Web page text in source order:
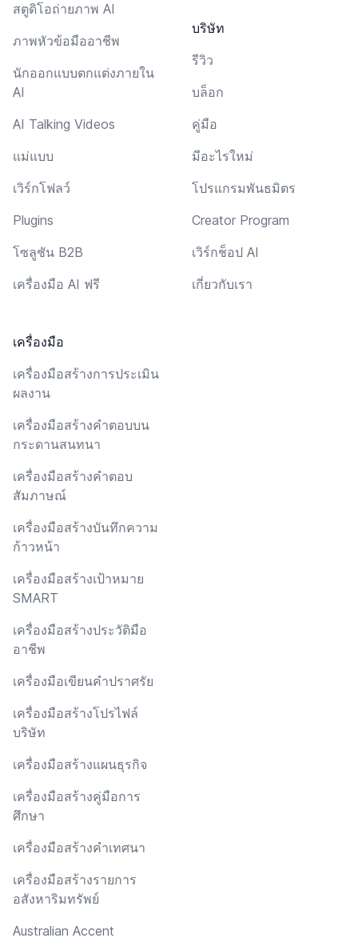
สตูดิโอถ่ายภาพ AI
ภาพหัวข้อมืออาชีพ
นักออกแบบตกแต่งภายใน
AI
AI Talking Videos
แม่แบบ
เวิร์กโฟลว์
Plugins
โซลูชัน B2B
เครื่องมือ AI ฟรี
เครื่องมือ
เครื่องมือสร้างการประเมิน
ผลงาน
เครื่องมือสร้างคำตอบบน
กระดานสนทนา
เครื่องมือสร้างคำตอบ
สัมภาษณ์
เครื่องมือสร้างบันทึกความ
ก้าวหน้า
เครื่องมือสร้างเป้าหมาย
SMART
เครื่องมือสร้างประวัติมือ
อาชีพ
เครื่องมือเขียนคำปราศรัย
เครื่องมือสร้างโปรไฟล์
บริษัท
เครื่องมือสร้างแผนธุรกิจ
เครื่องมือสร้างคู่มือการ
ศึกษา
เครื่องมือสร้างคำเทศนา
เครื่องมือสร้างรายการ
อสังหาริมทรัพย์
Australian Accent
บริษัท
รีวิว
บล็อก
คู่มือ
มีอะไรใหม่
โปรแกรมพันธมิตร
Creator Program
เวิร์กช็อป AI
เกี่ยวกับเรา